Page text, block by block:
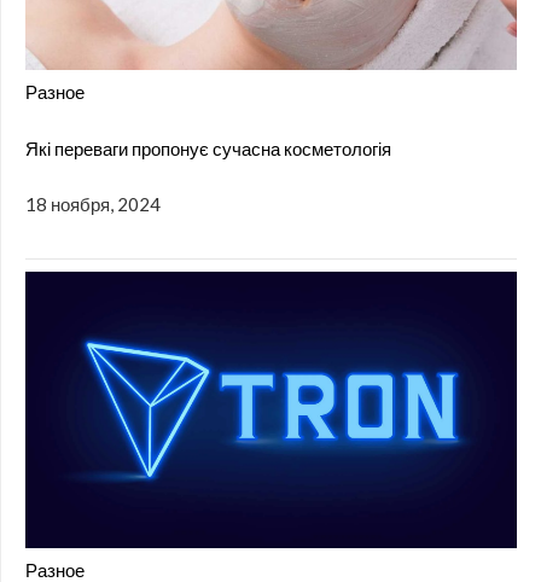
Разное
Які переваги пропонує сучасна косметологія
18 ноября, 2024
Разное